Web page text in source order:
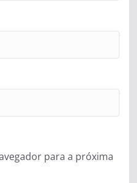
para a próxima